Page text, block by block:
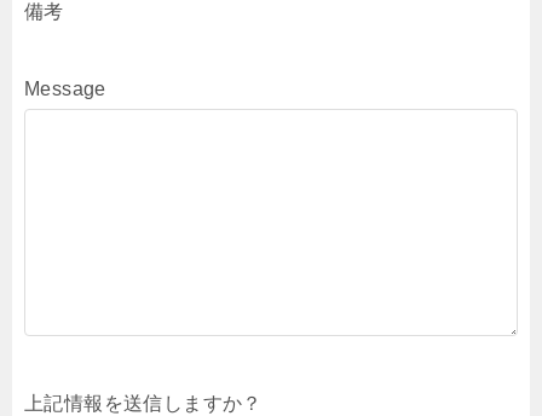
備考
Message
上記情報を送信しますか？